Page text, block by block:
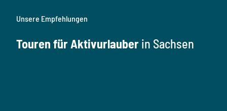
Unsere Empfehlungen
Touren für Aktivurlauber in Sachsen